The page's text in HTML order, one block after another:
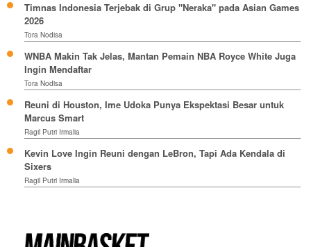
Timnas Indonesia Terjebak di Grup "Neraka" pada Asian Games
2026
Tora Nodisa
WNBA Makin Tak Jelas, Mantan Pemain NBA Royce White Juga
Ingin Mendaftar
Tora Nodisa
Reuni di Houston, Ime Udoka Punya Ekspektasi Besar untuk
Marcus Smart
Ragil Putri Irmalia
Kevin Love Ingin Reuni dengan LeBron, Tapi Ada Kendala di
Sixers
Ragil Putri Irmalia